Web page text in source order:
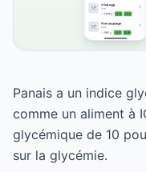
Panais a un indice
comme un aliment à
glycémique de 10
sur la glycémie.